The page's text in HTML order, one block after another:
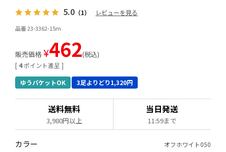
5.0 （1） レビューを見る
品番 23-3362-15m
[ 4ポイント進呈 ]
販売価格 ¥462 税込
ゆうパケットOK 3足よりどり1,320円
送料無料
3,980円以上
当日発送
11:59まで
カラー オフホワイト050